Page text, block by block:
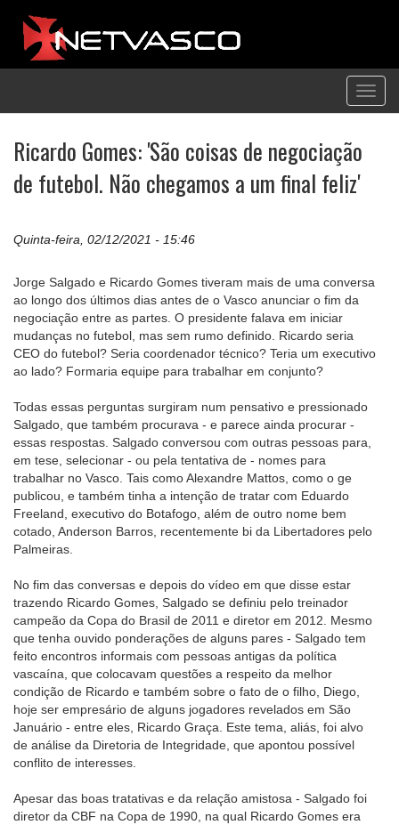
Ricardo Gomes: 'São coisas de negociação
de futebol. Não chegamos a um final feliz'
Quinta-feira, 02/12/2021 - 15:46
Jorge Salgado e Ricardo Gomes tiveram mais de uma conversa
ao longo dos últimos dias antes de o Vasco anunciar o fim da
negociação entre as partes. O presidente falava em iniciar
mudanças no futebol, mas sem rumo definido. Ricardo seria
CEO do futebol? Seria coordenador técnico? Teria um executivo
ao lado? Formaria equipe para trabalhar em conjunto?
Todas essas perguntas surgiram num pensativo e pressionado
Salgado, que também procurava - e parece ainda procurar -
essas respostas. Salgado conversou com outras pessoas para,
em tese, selecionar - ou pela tentativa de - nomes para
trabalhar no Vasco. Tais como Alexandre Mattos, como o ge
publicou, e também tinha a intenção de tratar com Eduardo
Freeland, executivo do Botafogo, além de outro nome bem
cotado, Anderson Barros, recentemente bi da Libertadores pelo
Palmeiras.
No fim das conversas e depois do vídeo em que disse estar
trazendo Ricardo Gomes, Salgado se definiu pelo treinador
campeão da Copa do Brasil de 2011 e diretor em 2012. Mesmo
que tenha ouvido ponderações de alguns pares - Salgado tem
feito encontros informais com pessoas antigas da política
vascaína, que colocavam questões a respeito da melhor
condição de Ricardo e também sobre o fato de o filho, Diego,
hoje ser empresário de alguns jogadores revelados em São
Januário - entre eles, Ricardo Graça. Este tema, aliás, foi alvo
de análise da Diretoria de Integridade, que apontou possível
conflito de interesses.
Apesar das boas tratativas e da relação amistosa - Salgado foi
diretor da CBF na Copa de 1990, na qual Ricardo Gomes era